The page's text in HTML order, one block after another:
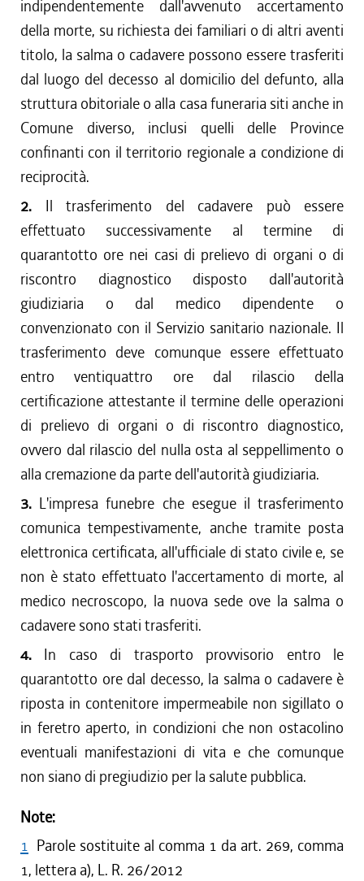
indipendentemente dall'avvenuto accertamento
della morte, su richiesta dei familiari o di altri aventi
titolo, la salma o cadavere possono essere trasferiti
dal luogo del decesso al domicilio del defunto, alla
struttura obitoriale o alla casa funeraria siti anche in
Comune diverso, inclusi quelli delle Province
confinanti con il territorio regionale a condizione di
reciprocità.
2. Il trasferimento del cadavere può essere
effettuato successivamente al termine di
quarantotto ore nei casi di prelievo di organi o di
riscontro diagnostico disposto dall'autorità
giudiziaria o dal medico dipendente o
convenzionato con il Servizio sanitario nazionale. Il
trasferimento deve comunque essere effettuato
entro ventiquattro ore dal rilascio della
certificazione attestante il termine delle operazioni
di prelievo di organi o di riscontro diagnostico,
ovvero dal rilascio del nulla osta al seppellimento o
alla cremazione da parte dell'autorità giudiziaria.
3. L'impresa funebre che esegue il trasferimento
comunica tempestivamente, anche tramite posta
elettronica certificata, all'ufficiale di stato civile e, se
non è stato effettuato l'accertamento di morte, al
medico necroscopo, la nuova sede ove la salma o
cadavere sono stati trasferiti.
4. In caso di trasporto provvisorio entro le
quarantotto ore dal decesso, la salma o cadavere è
riposta in contenitore impermeabile non sigillato o
in feretro aperto, in condizioni che non ostacolino
eventuali manifestazioni di vita e che comunque
non siano di pregiudizio per la salute pubblica.
Note:
1 Parole sostituite al comma 1 da art. 269, comma
1, lettera a), L. R. 26/2012